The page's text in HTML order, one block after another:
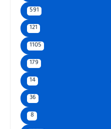
591
121
1105
179
14
36
8